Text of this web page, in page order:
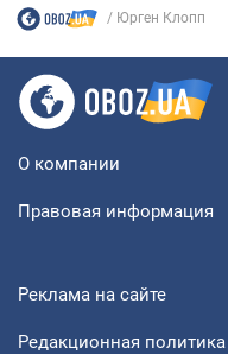
Юрген Клопп
О компании
Правовая информация
Реклама на сайте
Редакционная политика